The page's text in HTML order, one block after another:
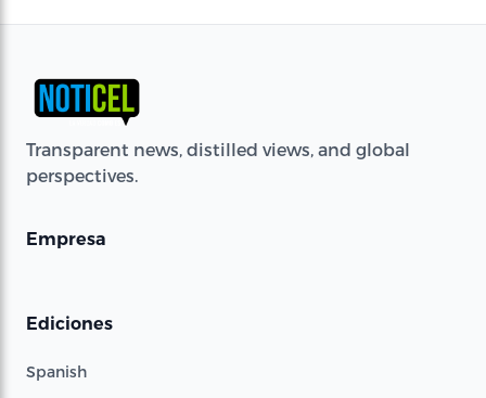
Transparent news, distilled views, and global
perspectives.
Empresa
Ediciones
Spanish